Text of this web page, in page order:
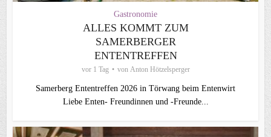
Gastronomie
ALLES KOMMT ZUM
SAMERBERGER
ENTENTREFFEN
vor 1 Tag von Anton Hötzelsperger
Samerberg Ententreffen 2026 in Törwang beim Entenwirt
Liebe Enten- Freundinnen und -Freunde...